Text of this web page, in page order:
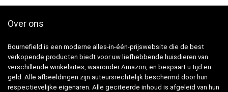
Over ons
Bournefield is een moderne alles-in-één-prijswebsite die de best
verkopende producten biedt voor uw liefhebbende huisdieren van
verschillende winkelsites, waaronder Amazon, en bespaart u tijd en
geld. Alle afbeeldingen zijn auteursrechtelijk beschermd door hun
respectievelijke eigenaren. Alle geciteerde inhoud is afgeleid van hun